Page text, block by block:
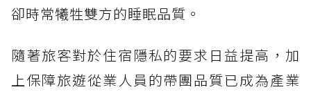
卻時常犧牲雙方的睡眠品質。
隨著旅客對於住宿隱私的要求日益提高，加
上保障旅遊從業人員的帶團品質已成為產業